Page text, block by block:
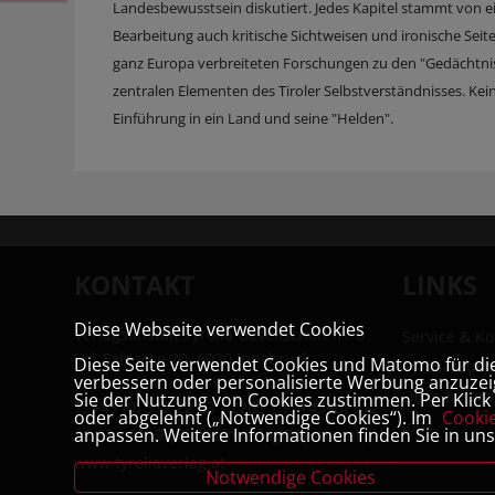
Landesbewusstsein diskutiert. Jedes Kapitel stammt von
Bearbeitung auch kritische Sichtweisen und ironische
ganz Europa verbreiteten Forschungen zu den
zentralen Elementen des Tiroler Selbstverständnisses.
Einführung in ein Land und seine "Helden".
Verlagsanstalt Tyrolia Gesellschaft m. b.
H | Exlgasse 20, 6020 Innsbruck
T:+43 (0) 512 22 33 - 2205| F: +43 (0) 512
22 33 - 2119 | E:buchverlag@tyrolia.at|
www.tyroliaverlag.at
Tyrolia
Links &
Jobs
Diese Webseite verwendet Cookies
Diese Seite verwendet Cookies und Matomo für
verbessern oder personalisierte Werbung
Sie der Nutzung von Cookies zustimmen. Per
oder abgelehnt („Notwendige Cookies“). Im
anpassen. Weitere Informationen finden Sie in
Notwendige Cookies